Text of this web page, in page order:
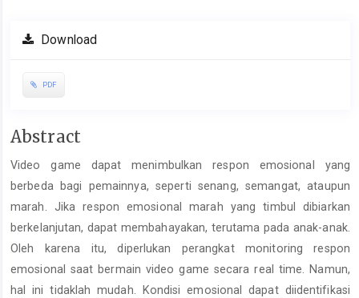
Download
PDF
Main
Content
Abstract
Video game dapat menimbulkan respon emosional yang
berbeda bagi pemainnya, seperti senang, semangat, ataupun
marah. Jika respon emosional marah yang timbul dibiarkan
berkelanjutan, dapat membahayakan, terutama pada anak-anak.
Oleh karena itu, diperlukan perangkat monitoring respon
emosional saat bermain video game secara real time. Namun,
hal ini tidaklah mudah. Kondisi emosional dapat diidentifikasi